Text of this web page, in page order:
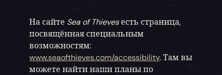
На сайте Sea of Thievesесть страница,
посвящённая специальным
возможностям:
www.seaofthieves.com/accessibility. Там вы
можете найти наши планы по